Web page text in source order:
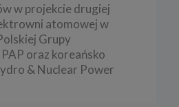
w projekcie drugiej
atomowej w
Grupy
oraz koreańsko
& Nuclear Power